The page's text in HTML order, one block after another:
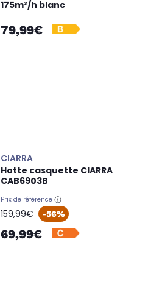
175m³/h blanc
79,99€
CIARRA
Hotte casquette CIARRA
CAB6903B
Prix de référence
oldPrice
159,99€ -56%
69,99€